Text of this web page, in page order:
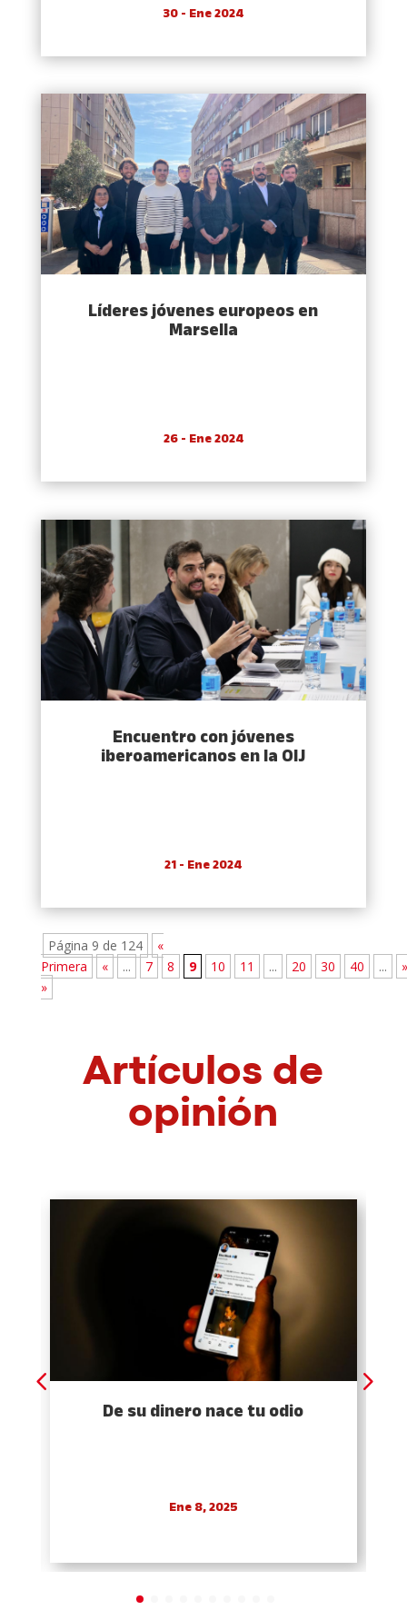
30 - Ene 2024
Líderes jóvenes europeos en
Marsella
26 - Ene 2024
Encuentro con jóvenes
iberoamericanos en la OIJ
21 - Ene 2024
Página 9 de 124
«
Primera
« ... 7 8 9 10 11 ... 20 30 40 ...
»
»
Artículos de
opinión
De su dinero nace tu odio
Ene 8, 2025